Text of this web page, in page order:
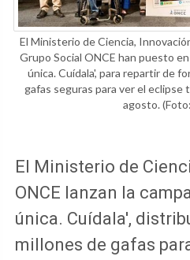
El Ministerio de Ciencia,
Grupo Social ONCE han puesto
única. Cuídala', para repartir de
gafas seguras para ver el eclipse
agosto.
El Ministerio de
ONCE lanzan la
única. Cuídala',
millones de gafas